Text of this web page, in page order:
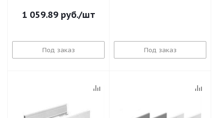
1 059.89руб./шт
Под заказ Под заказ